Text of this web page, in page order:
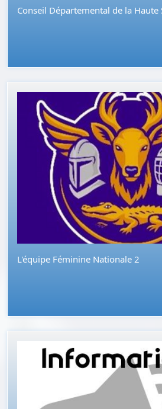
Conseil Départemental de la Haute
L'équipe Féminine Nationale 2